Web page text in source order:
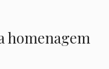
homenagem